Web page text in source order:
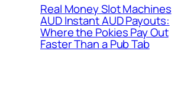
Real Money Slot Machines
AUD Instant AUD Payouts:
Where the Pokies Pay Out
Faster Than a Pub Tab